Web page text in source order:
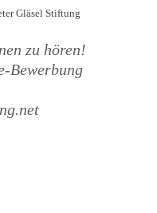
Gläsel Stiftung
zu hören!
Bewerbung